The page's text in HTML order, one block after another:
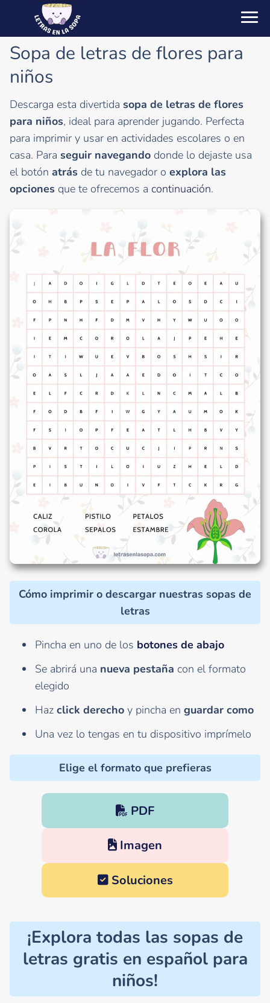
Sopa de letras de flores para
niños
Descarga esta divertida sopa de letras de flores
para niños, ideal para aprender jugando. Perfecta
para imprimir y usar en actividades escolares o en
casa. Para seguir navegando donde lo dejaste usa
el botón atrás de tu navegador o explora las
opciones que te ofrecemos a continuación.
Cómo imprimir o descargar nuestras sopas de
letras
Pincha en uno de los botones de abajo
Se abrirá una nueva pestaña con el formato
elegido
Haz click derecho y pincha en guardar como
Una vez lo tengas en tu dispositivo imprímelo
Elige el formato que prefieras
PDF
Imagen
Soluciones
¡Explora todas las sopas de
letras gratis en español para
niños!